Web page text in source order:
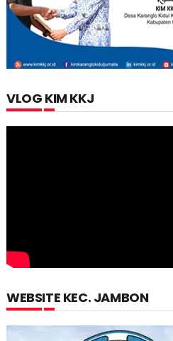
VLOG KIM KKJ
WEBSITE KEC. JAMBON